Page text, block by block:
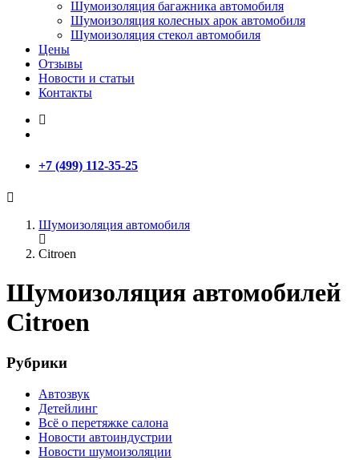
Шумоизоляция багажника автомобиля
Шумоизоляция колесных арок автомобиля
Шумоизоляция стекол автомобиля
Цены
Отзывы
Новости и статьи
Контакты
+7 (499) 112-35-25
Шумоизоляция автомобиля
Citroen
Шумоизоляция автомобилей
Citroen
Рубрики
Автозвук
Детейлинг
Всё о перетяжке салона
Новости автоиндустрии
Новости шумоизоляции